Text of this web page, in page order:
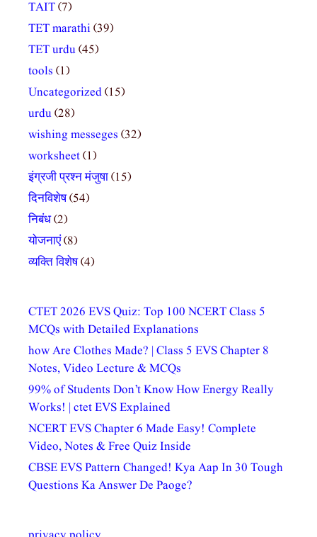
TAIT(7)
TET marathi(39)
TET urdu(45)
tools (1)
Uncategorized(15)
urdu(28)
wishing messeges (32)
worksheet(1)
इंग्रजी प्रश्न मंजुषा(15)
दिनविशेष(54)
निबंध(2)
योजनाएं(8)
व्यक्ति विशेष(4)
CTET 2026 EVS Quiz: Top 100 NCERT Class 5
MCQs with Detailed Explanations
how Are Clothes Made? | Class 5 EVS Chapter 8
Notes, Video Lecture & MCQs
99% of Students Don’t Know How Energy Really
Works! | ctet EVS Explained
NCERT EVS Chapter 6 Made Easy! Complete
Video, Notes & Free Quiz Inside
CBSE EVS Pattern Changed! Kya Aap In 30 Tough
Questions Ka Answer De Paoge?